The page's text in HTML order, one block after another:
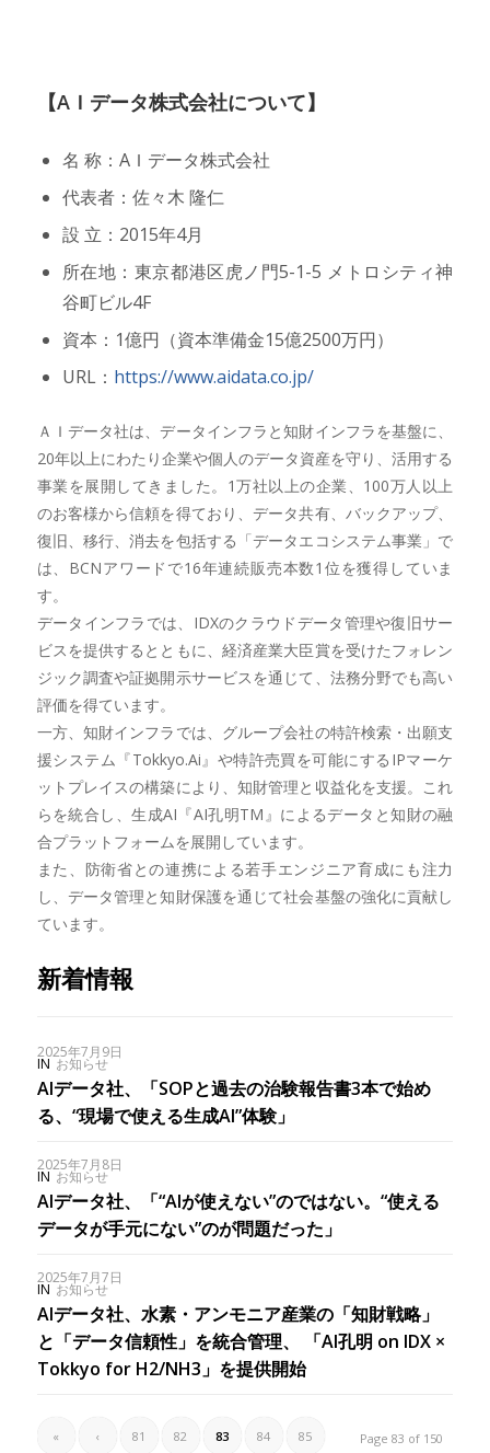
【AＩデータ株式会社について】
名 称：AＩデータ株式会社
代表者：佐々木 隆仁
設 立：2015年4月
所在地：東京都港区虎ノ門5-1-5 メトロシティ神
谷町ビル4F
資本：1億円（資本準備金15億2500万円）
URL： https://www.aidata.co.jp/
ＡＩデータ社は、データインフラと知財インフラを基盤に、
20年以上にわたり企業や個人のデータ資産を守り、活用する
事業を展開してきました。1万社以上の企業、100万人以上
のお客様から信頼を得ており、データ共有、バックアップ、
復旧、移行、消去を包括する「データエコシステム事業」で
は、BCNアワードで16年連続販売本数1位を獲得していま
す。
データインフラでは、IDXのクラウドデータ管理や復旧サー
ビスを提供するとともに、経済産業大臣賞を受けたフォレン
ジック調査や証拠開示サービスを通じて、法務分野でも高い
評価を得ています。
一方、知財インフラでは、グループ会社の特許検索・出願支
援システム『Tokkyo.Ai』や特許売買を可能にするIPマーケ
ットプレイスの構築により、知財管理と収益化を支援。これ
らを統合し、生成AI『AI孔明TM』によるデータと知財の融
合プラットフォームを展開しています。
また、防衛省との連携による若手エンジニア育成にも注力
し、データ管理と知財保護を通じて社会基盤の強化に貢献し
ています。
新着情報
2025年7月9日
IN お知らせ
AIデータ社、「SOPと過去の治験報告書3本で始め
る、“現場で使える生成AI”体験」
2025年7月8日
IN お知らせ
AIデータ社、「“AIが使えない”のではない。“使える
データが手元にない”のが問題だった」
2025年7月7日
IN お知らせ
AIデータ社、水素・アンモニア産業の「知財戦略」
と「データ信頼性」を統合管理、 「AI孔明 on IDX ×
Tokkyo for H2/NH3」を提供開始
Page 83 of 150
« ‹ 81 82 83 84 85